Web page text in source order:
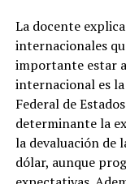
La docente
internacionales
importante estar
internacional es
Federal de
determinante la
la devaluación de
dólar, aunque